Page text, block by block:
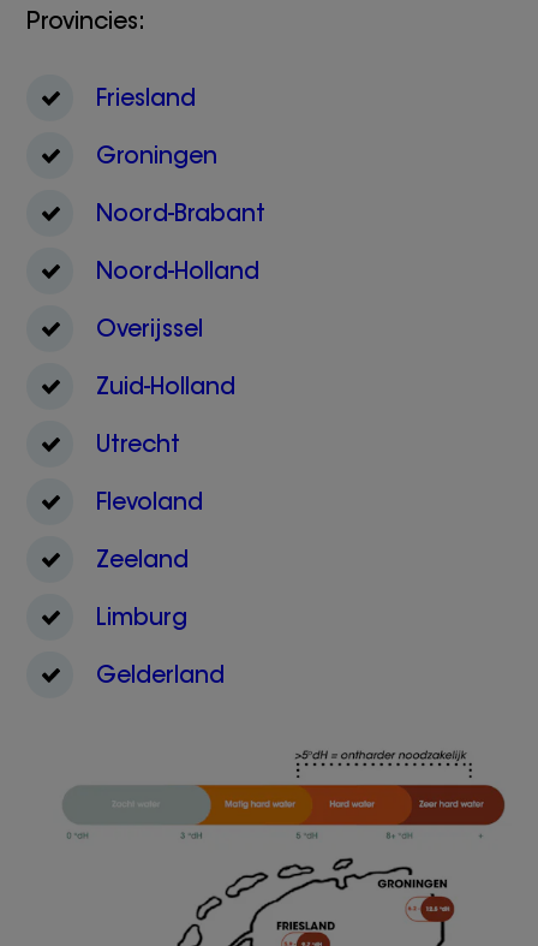
Provincies:
Friesland
Groningen
Noord-Brabant
Noord-Holland
Overijssel
Zuid-Holland
Utrecht
Flevoland
Zeeland
Limburg
Gelderland